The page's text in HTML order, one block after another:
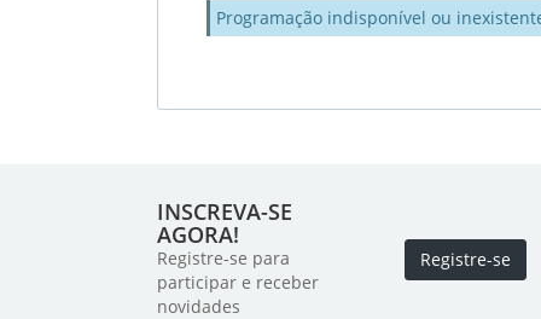
Programação indisponível ou
INSCREVA-SE
AGORA!
Registre-se para
participar e receber
novidades
Registre-se